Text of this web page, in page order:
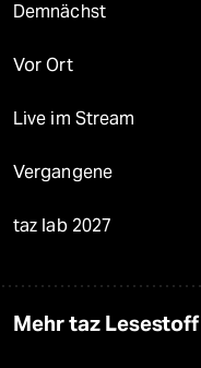
Demnächst
Vor Ort
Live im Stream
Vergangene
taz lab 2027
Mehr taz Lesestoff